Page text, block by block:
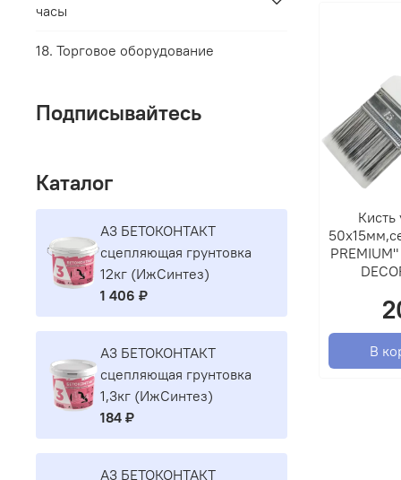
Кисть
В
часы
18. Торговое оборудование
Подписывайтесь
Каталог
A3 БЕТОКОНТАКТ
сцепляющая грунтовка
12кг (ИжСинтез)
1 406 ₽
A3 БЕТОКОНТАКТ
сцепляющая грунтовка
1,3кг (ИжСинтез)
184 ₽
A3 БЕТОКОНТАКТ